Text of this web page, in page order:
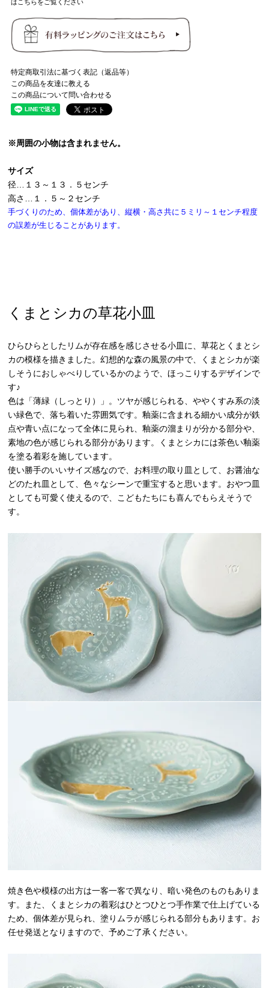
はこちらをご覧ください
特定商取引法に基づく表記（返品等）
この商品を友達に教える
この商品について問い合わせる
※周囲の小物は含まれません。
サイズ
径…１３～１３．５センチ
高さ…１．５～２センチ
手づくりのため、個体差があり、縦横・高さ共に５ミリ～１センチ程度
の誤差が生じることがあります。
くまとシカの草花小皿
ひらひらとしたリムが存在感を感じさせる小皿に、草花とくまとシ
カの模様を描きました。幻想的な森の風景の中で、くまとシカが楽
しそうにおしゃべりしているかのようで、ほっこりするデザインで
す♪
色は「薄緑（しっとり）」。ツヤが感じられる、ややくすみ系の淡
い緑色で、落ち着いた雰囲気です。釉薬に含まれる細かい成分が鉄
点や青い点になって全体に見られ、釉薬の溜まりが分かる部分や、
素地の色が感じられる部分があります。くまとシカには茶色い釉薬
を塗る着彩を施しています。
使い勝手のいいサイズ感なので、お料理の取り皿として、お醤油な
どのたれ皿として、色々なシーンで重宝すると思います。おやつ皿
としても可愛く使えるので、こどもたちにも喜んでもらえそうで
す。
焼き色や模様の出方は一客一客で異なり、暗い発色のものもありま
す。また、くまとシカの着彩はひとつひとつ手作業で仕上げている
ため、個体差が見られ、塗りムラが感じられる部分もあります。お
任せ発送となりますので、予めご了承ください。